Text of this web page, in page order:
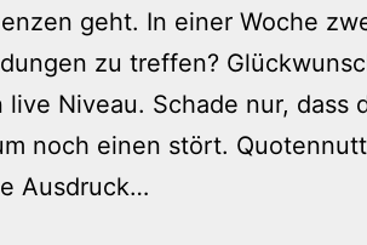
geht. In einer Woche
zu treffen?
live Niveau. Schade nur, dass
noch einen stört.
Ausdruck…